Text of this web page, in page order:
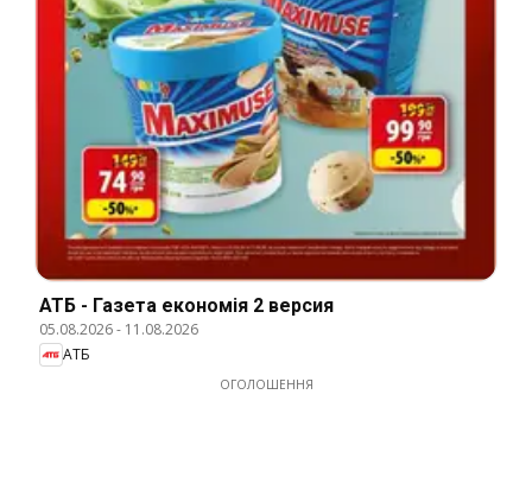
АТБ - Газета економія 2 версия
05.08.2026- 11.08.2026
АТБ
ОГОЛОШЕННЯ